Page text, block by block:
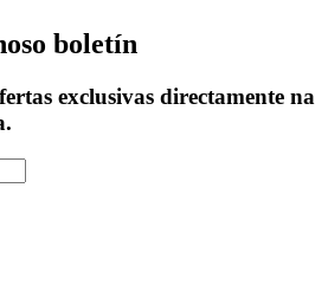
boletín
exclusivas directamente na